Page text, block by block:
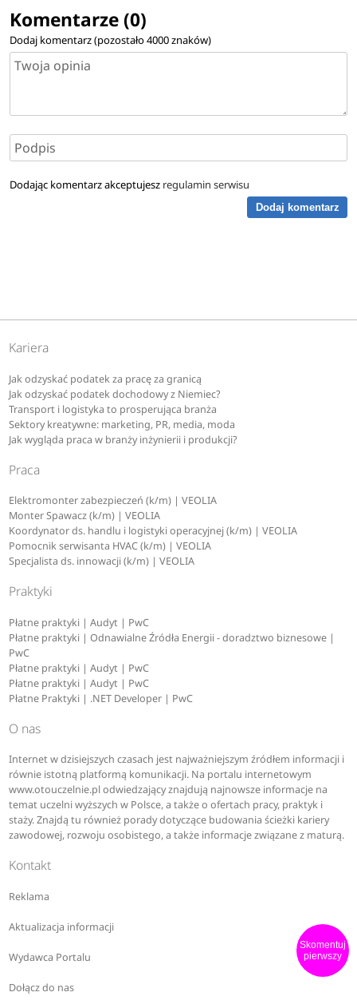
Komentarze (0)
Dodaj komentarz (pozostało4000znaków)
Dodając komentarz akceptujesz regulamin serwisu
Dodaj komentarz
Skomentuj
pierwszy
Kariera
Jak odzyskać podatek za pracę za granicą
Jak odzyskać podatek dochodowy z Niemiec?
Transport i logistyka to prosperująca branża
Sektory kreatywne: marketing, PR, media, moda
Jak wygląda praca w branży inżynierii i produkcji?
Praca
Elektromonter zabezpieczeń (k/m) | VEOLIA
Monter Spawacz (k/m) | VEOLIA
Koordynator ds. handlu i logistyki operacyjnej (k/m) | VEOLIA
Pomocnik serwisanta HVAC (k/m) | VEOLIA
Specjalista ds. innowacji (k/m) | VEOLIA
Praktyki
Płatne praktyki | Audyt | PwC
Płatne praktyki | Odnawialne Źródła Energii - doradztwo biznesowe |
PwC
Płatne praktyki | Audyt | PwC
Płatne praktyki | Audyt | PwC
Płatne Praktyki | .NET Developer | PwC
O nas
Internet w dzisiejszych czasach jest najważniejszym źródłem informacji i
równie istotną platformą komunikacji. Na portalu internetowym
www.otouczelnie.pl odwiedzający znajdują najnowsze informacje na
temat uczelni wyższych w Polsce, a także o ofertach pracy, praktyk i
staży. Znajdą tu również porady dotyczące budowania ścieżki kariery
zawodowej, rozwoju osobistego, a także informacje związane z maturą.
Kontakt
Reklama
Aktualizacja informacji
Wydawca Portalu
Dołącz do nas